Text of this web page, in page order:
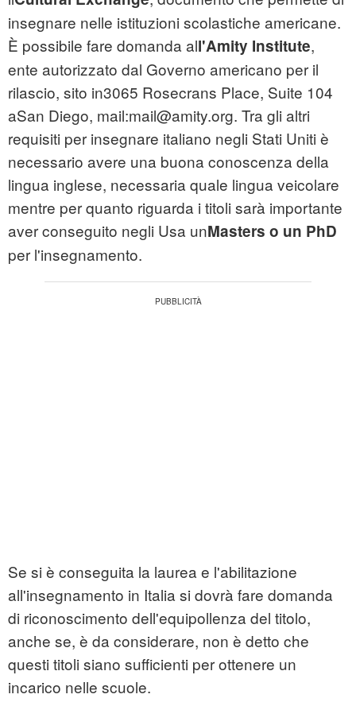
insegnare nelle istituzioni scolastiche americane.
È possibile fare domanda all'Amity Institute,
ente autorizzato dal Governo americano per il
rilascio, sito in3065 Rosecrans Place, Suite 104
aSan Diego, mail:mail@amity.org. Tra gli altri
requisiti per insegnare italiano negli Stati Uniti è
necessario avere una buona conoscenza della
lingua inglese, necessaria quale lingua veicolare
mentre per quanto riguarda i titoli sarà importante
aver conseguito negli Usa unMasters o un PhD
per l'insegnamento.
Se si è conseguita la laurea e l'abilitazione
all'insegnamento in Italia si dovrà fare domanda
di riconoscimento dell'equipollenza del titolo,
anche se, è da considerare, non è detto che
questi titoli siano sufficienti per ottenere un
incarico nelle scuole.